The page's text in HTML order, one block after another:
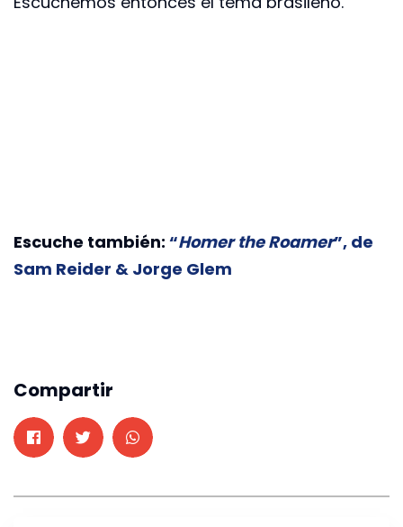
Escuche también: “Homer the Roamer”, de
Sam Reider & Jorge Glem
Compartir